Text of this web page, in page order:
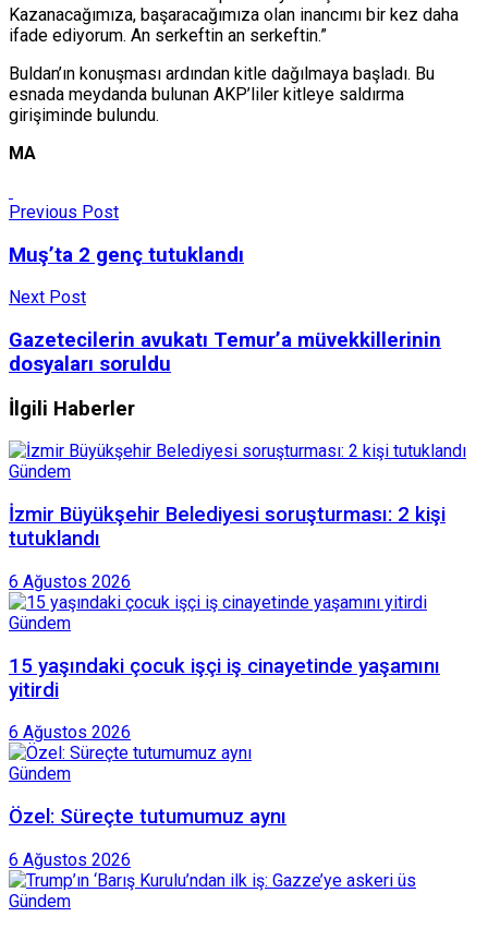
Kazanacağımıza, başaracağımıza olan inancımı bir kez daha
ifade ediyorum. An serkeftin an serkeftin.”
Buldan’ın konuşması ardından kitle dağılmaya başladı. Bu
esnada meydanda bulunan AKP’liler kitleye saldırma
girişiminde bulundu.
MA
Previous Post
Muş’ta 2 genç tutuklandı
Next Post
Gazetecilerin avukatı Temur’a müvekkillerinin
dosyaları soruldu
İlgili Haberler
Gündem
İzmir Büyükşehir Belediyesi soruşturması: 2 kişi
tutuklandı
6 Ağustos 2026
Gündem
15 yaşındaki çocuk işçi iş cinayetinde yaşamını
yitirdi
6 Ağustos 2026
Gündem
Özel: Süreçte tutumumuz aynı
6 Ağustos 2026
Gündem